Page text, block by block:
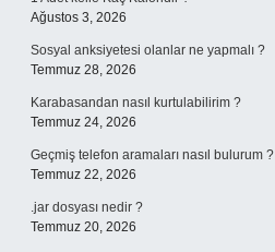
Ağustos 3, 2026
Sosyal anksiyetesi olanlar ne yapmalı ?
Temmuz 28, 2026
Karabasandan nasıl kurtulabilirim ?
Temmuz 24, 2026
Geçmiş telefon aramaları nasıl bulurum ?
Temmuz 22, 2026
.jar dosyası nedir ?
Temmuz 20, 2026